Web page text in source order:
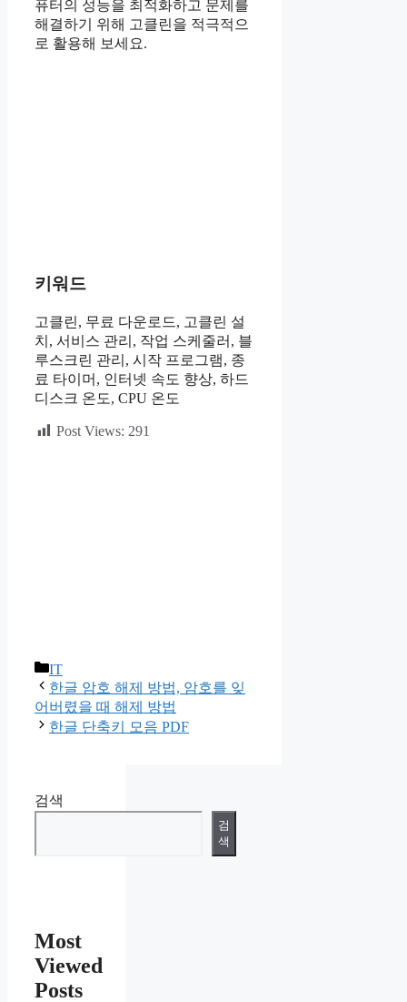
퓨터의 성능을 최적화하고 문제를
해결하기 위해 고클린을 적극적으
로 활용해 보세요.
키워드
고클린, 무료 다운로드, 고클린 설
치, 서비스 관리, 작업 스케줄러, 블
루스크린 관리, 시작 프로그램, 종
료 타이머, 인터넷 속도 향상, 하드
디스크 온도, CPU 온도
Post Views: 291
카
테
고
리
IT
한글 암호 해제 방법, 암호를 잊
어버렸을 때 해제 방법
한글 단축키 모음 PDF
검색
검
색
Most
Viewed
Posts